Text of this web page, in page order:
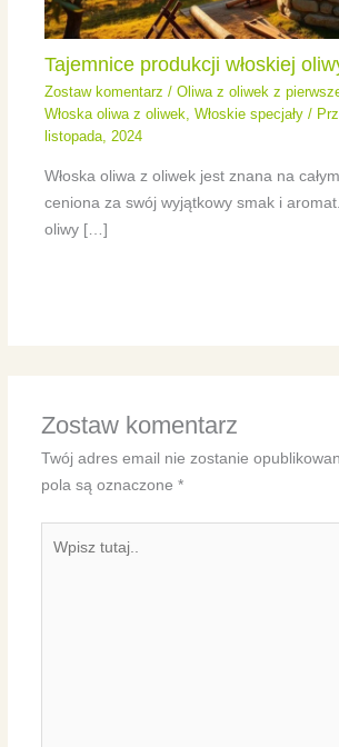
Tajemnice produkcji włoskiej
Zostaw komentarz /Oliwa z oliwek z
Włoska oliwa z oliwek,Włoskie specjały /
listopada, 2024
Włoska oliwa z oliwek jest znana na
ceniona za swój wyjątkowy smak i
oliwy […]
Zostaw komentarz
Twój adres email nie zostanie
pola są oznaczone *
tutaj..